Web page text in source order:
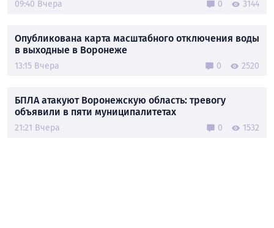
09:40 Вчера 0 3144
Опубликована карта масштабного отключения воды
в выходные в Воронеже
13:15 Вчера 0 2520
БПЛА атакуют Воронежскую область: тревогу
объявили в пяти муниципалитетах
21:21 Вчера 0 1532